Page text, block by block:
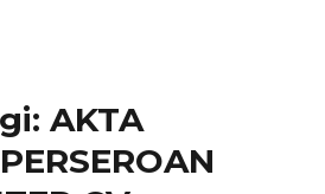
AKTA